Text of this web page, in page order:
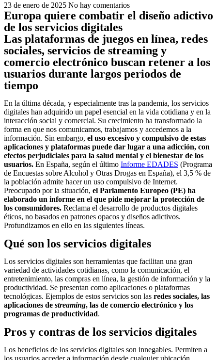
23 de enero de 2025 No hay comentarios
Europa quiere combatir el diseño adictivo
de los servicios digitales
Las plataformas de juegos en línea, redes
sociales, servicios de streaming y
comercio electrónico buscan retener a los
usuarios durante largos periodos de
tiempo
En la última década, y especialmente tras la pandemia, los servicios
digitales han adquirido un papel esencial en la vida cotidiana y en la
interacción social y comercial. Su crecimiento ha transformado la
forma en que nos comunicamos, trabajamos y accedemos a la
información. Sin embargo, el uso excesivo y compulsivo de estas
aplicaciones y plataformas puede dar lugar a una adicción, con
efectos perjudiciales para la salud mental y el bienestar de los
usuarios. En España, según el último Informe EDADES (Programa
de Encuestas sobre Alcohol y Otras Drogas en España), el 3,5 % de
la población admite hacer un uso compulsivo de Internet.
Preocupado por la situación, el Parlamento Europeo (PE) ha
elaborado un informe en el que pide mejorar la protección de
los consumidores. Reclama el desarrollo de productos digitales
éticos, no basados en patrones opacos y diseños adictivos.
Profundizamos en ello en las siguientes líneas.
Qué son los servicios digitales
Los servicios digitales son herramientas que facilitan una gran
variedad de actividades cotidianas, como la comunicación, el
entretenimiento, las compras en línea, la gestión de información y la
productividad. Se presentan como aplicaciones o plataformas
tecnológicas. Ejemplos de estos servicios son las redes sociales, las
aplicaciones de streaming, las de comercio electrónico y los
programas de productividad.
Pros y contras de los servicios digitales
Los beneficios de los servicios digitales son innegables. Permiten a
los usuarios acceder a información desde cualquier ubicación,